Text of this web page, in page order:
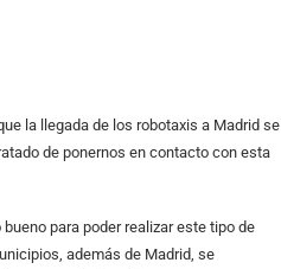
la llegada de los robotaxis a Madrid se
de ponernos en contacto con esta
para poder realizar este tipo de
además de Madrid, se